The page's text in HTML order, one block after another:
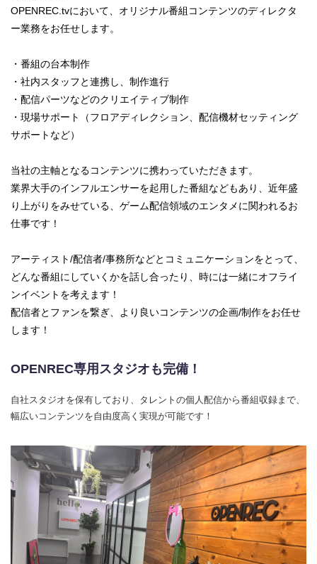
OPENREC.tvにおいて、オリジナル番組コンテンツのディレクタ
ー業務をお任せします。
・番組の台本制作
・社内スタッフと連携し、制作進行
・配信パーツなどのクリエイティブ制作
・現場サポート（フロアディレクション、配信機材セッティング
サポートなど）
当社の主軸となるコンテンツに携わっていただきます。
業界大手のインフルエンサーを起用した番組などもあり、近年盛
り上がりをみせている、ゲーム配信領域のエンタメに関われるお
仕事です！
アーティスト/配信者/事務所などとコミュニケーションをとって、
どんな番組にしていくかを話し合ったり、時には一緒にオフライ
ンイベントを考えます！
配信者とファンを繋ぎ、より良いコンテンツの企画/制作をお任せ
します！
OPENREC専用スタジオも完備！
自社スタジオを保有しており、タレントの個人配信から番組収録まで、
幅広いコンテンツを自由度高く実現が可能です！